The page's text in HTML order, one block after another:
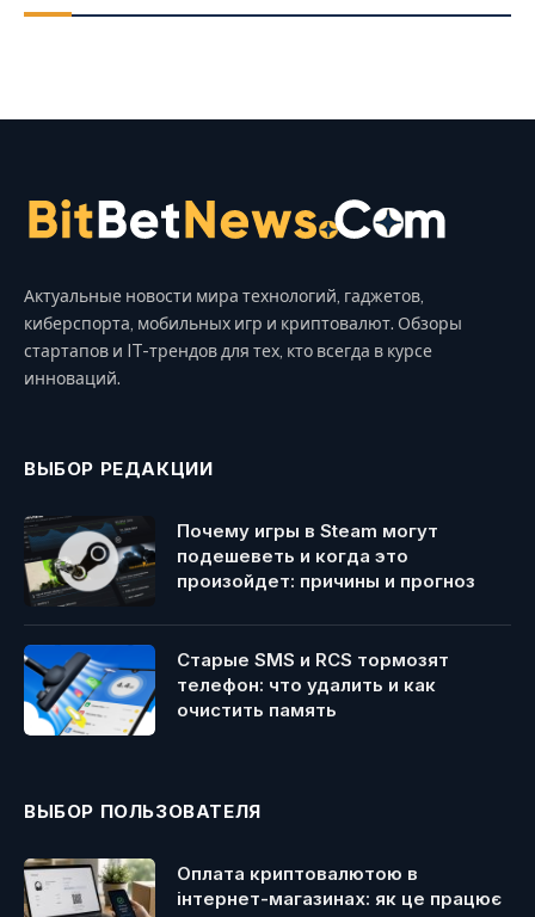
Актуальные новости мира технологий, гаджетов,
киберспорта, мобильных игр и криптовалют. Обзоры
стартапов и IT-трендов для тех, кто всегда в курсе
инноваций.
ВЫБОР РЕДАКЦИИ
Почему игры в Steam могут
подешеветь и когда это
произойдет: причины и прогноз
Старые SMS и RCS тормозят
телефон: что удалить и как
очистить память
ВЫБОР ПОЛЬЗОВАТЕЛЯ
Оплата криптовалютою в
інтернет-магазинах: як це працює